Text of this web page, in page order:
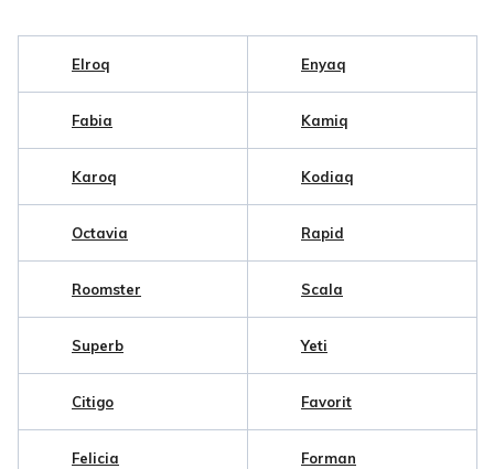
Elroq Enyaq
Fabia Kamiq
Karoq Kodiaq
Octavia Rapid
Roomster Scala
Superb Yeti
Citigo Favorit
Felicia Forman